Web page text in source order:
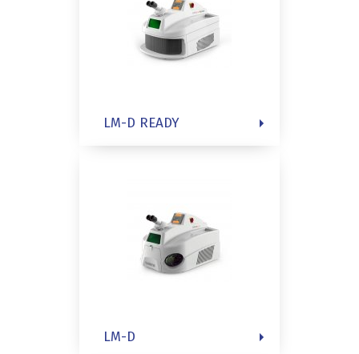
LM-D READY
LM-D